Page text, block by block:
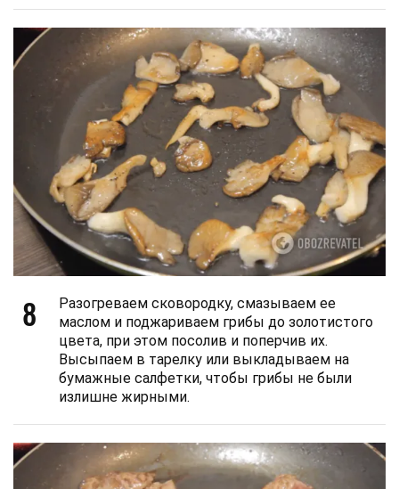
8
Разогреваем сковородку, смазываем ее
маслом и поджариваем грибы до золотистого
цвета, при этом посолив и поперчив их.
Высыпаем в тарелку или выкладываем на
бумажные салфетки, чтобы грибы не были
излишне жирными.